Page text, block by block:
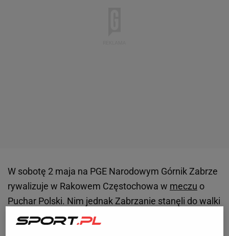
W sobotę 2 maja na PGE Narodowym Górnik Zabrze
rywalizuje w Rakowem Częstochowa w meczu o
Puchar Polski. Nim jednak Zabrzanie stanęli do walki
o siódme trofeum w karierze, a Częstochowianie o